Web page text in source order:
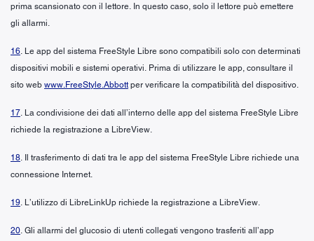
prima scansionato con il lettore. In questo caso, solo il lettore può emettere
gli allarmi.
16. Le app del sistema FreeStyle Libre sono compatibili solo con determinati
dispositivi mobili e sistemi operativi. Prima di utilizzare le app, consultare il
sito web www.FreeStyle.Abbott per verificare la compatibilità del dispositivo.
17. La condivisione dei dati all’interno delle app del sistema FreeStyle Libre
richiede la registrazione a LibreView.
18. Il trasferimento di dati tra le app del sistema FreeStyle Libre richiede una
connessione Internet.
19. L’utilizzo di LibreLinkUp richiede la registrazione a LibreView.
20. Gli allarmi del glucosio di utenti collegati vengono trasferiti all’app